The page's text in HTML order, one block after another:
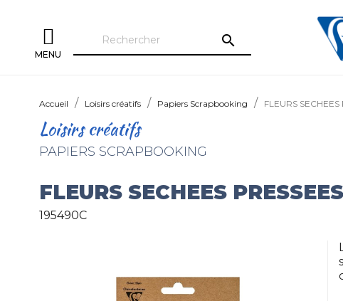
MENU
search
Accueil Loisirs créatifs Papiers Scrapbooking FLEURS
Loisirs créatifs
PAPIERS SCRAPBOOKING
FLEURS SECHEES
195490C